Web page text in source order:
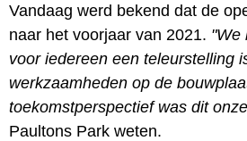
Vandaag werd bekend dat de
naar het voorjaar van 2021. "We
voor iedereen een teleurstelling
werkzaamheden op de
toekomstperspectief was dit
Paultons Park weten.